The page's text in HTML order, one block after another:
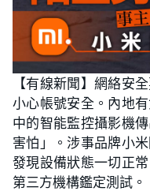
【有線新聞】網絡安
小心帳號安全。內地
中的智能監控攝影機
害怕」。涉事品牌小
發現設備狀態一切正
第三方機構鑑定測試。